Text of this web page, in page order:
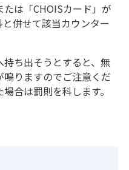
は「CHOISカード」が
併せて該当カウンター
ち出そうとすると、無
りますのでご注意くだ
合は罰則を科します。